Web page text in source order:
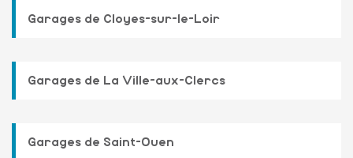
Garages de Cloyes-sur-le-Loir
Garages de La Ville-aux-Clercs
Garages de Saint-Ouen